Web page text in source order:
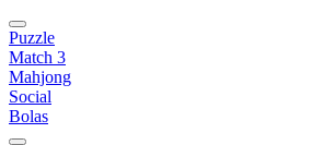
Puzzle
Match 3
Mahjong
Social
Bolas